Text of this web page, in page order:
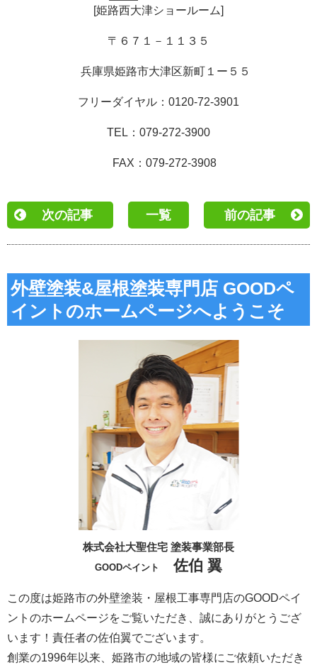
[姫路西大津ショールーム]
〒６７１－１１３５
兵庫県姫路市大津区新町１ー５５
フリーダイヤル： 0120-72-3901
TEL ： 079-272-3900
FAX ： 079-272-3908
次の記事 一覧 前の記事
外壁塗装&屋根塗装専門店 GOODペ
イントのホームページへようこそ
株式会社大聖住宅 塗装事業部長
GOODペイント 佐伯 翼
この度は姫路市の外壁塗装・屋根工事専門店のGOODペイ
ントのホームページをご覧いただき、誠にありがとうござ
います！責任者の佐伯翼でございます。
創業の1996年以来、姫路市の地域の皆様にご依頼いただき